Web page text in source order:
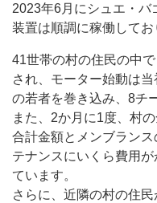
2023年6月にシュエ・バ
装置は順調に稼働してお
41世帯の村の住民の中
され、モーター始動は
の若者を巻き込み、8チ
また、2か月に1度、村
合計金額とメンブラン
テナンスにいくら費用
ています。
さらに、近隣の村の住